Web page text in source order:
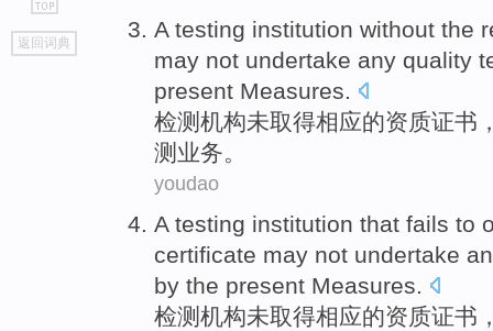
go
top
返回词典
A testing institution without the
may not undertake any quality
present Measures
检测 机构未取得相应的资质证书
测业务。
youdao
A testing institution that fails to
certificate may not undertake
by the present Measures.
检测 机构未取得相应的资质证书